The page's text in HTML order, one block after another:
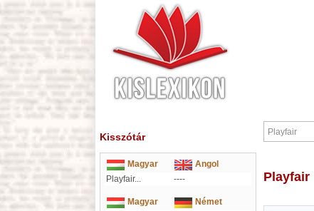
Kisszótár
Magyar
Angol
Playfair...
----
Magyar
Német
Playfair